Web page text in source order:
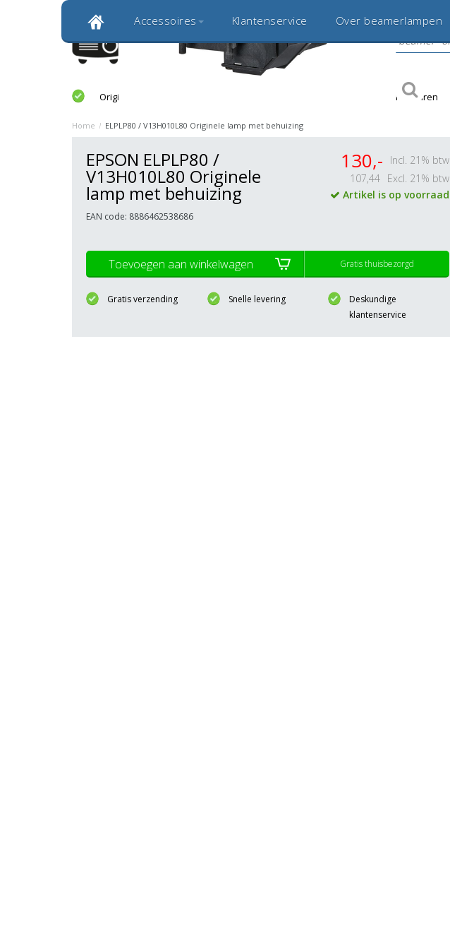
Klantbeoordeling 9,0
Bekijk alle 1000+ reviews
Accessoires Klantenservice Over beamerlampen
Originele kwaliteitsproducten 20 jaar betrouwbaar en ervaren
Home / ELPLP80 / V13H010L80 Originele lamp met behuizing
EPSON ELPLP80 /
V13H010L80 Originele
lamp met behuizing
EAN code: 8886462538686
130,-
Incl. 21% btw
107,44 Excl. 21% btw
Artikel is op voorraad
Toevoegen aan winkelwagen Gratis thuisbezorgd
Gratis verzending Snelle levering
Deskundige
klantenservice